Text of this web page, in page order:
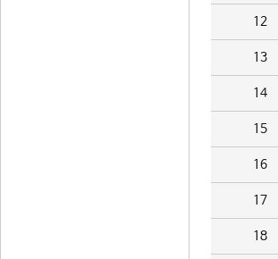
12
13
14
15
16
17
18